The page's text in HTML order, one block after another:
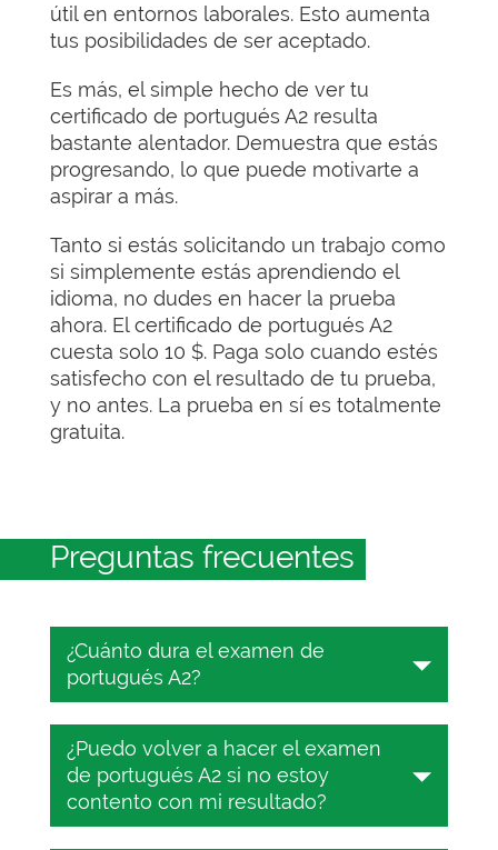
útil en entornos laborales. Esto aumenta
tus posibilidades de ser aceptado.
Es más, el simple hecho de ver tu
certificado de portugués A2 resulta
bastante alentador. Demuestra que estás
progresando, lo que puede motivarte a
aspirar a más.
Tanto si estás solicitando un trabajo como
si simplemente estás aprendiendo el
idioma, no dudes en hacer la prueba
ahora. El certificado de portugués A2
cuesta solo 10 $. Paga solo cuando estés
satisfecho con el resultado de tu prueba,
y no antes. La prueba en sí es totalmente
gratuita.
Preguntas frecuentes
¿Cuánto dura el examen de
portugués A2?
El examen de portugués dura entre 25
y 45 minutos, dependiendo del nivel
del MCER. Tendrás que responder a 25
ese tiempo.
¿Puedo volver a hacer el examen
de portugués A2 si no estoy
contento con mi resultado?